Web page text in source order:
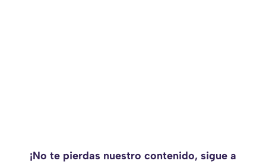
¡No te pierdas nuestro contenido, sigue a